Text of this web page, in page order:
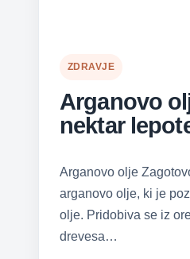
ZDRAVJE
Arganovo
nektar
Arganovo olje
arganovo olje, ki je
olje. Pridobiva se iz
drevesa…